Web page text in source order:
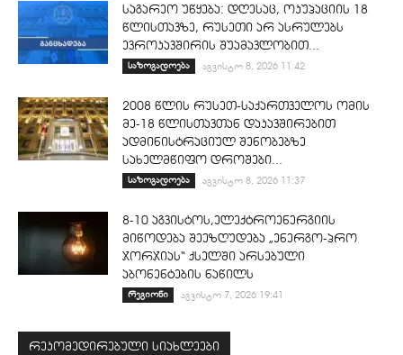
საგარეო უწყება: დღესაც, ოკუპაციის 18
წლისთავზე, რუსეთი არ ასრულებს
ევროკავშირის შუამავლობით...
საზოგადოება აგვისტო 8, 2026 11:42
2008 წლის რუსეთ-საქართველოს ომის
მე-18 წლისთავთან დაკავშირებით
ადმინისტრაციულ შენობებზე
სახელმწიფო დროშები...
საზოგადოება აგვისტო 8, 2026 11:37
8-10 აგვისტოს,ელექტროენერგიის
მიწოდება შეეზღუდება „ენერგო-პრო
ჯორჯიას“ ქსელში არსებული
აბონენტების ნაწილს
რეგიონი აგვისტო 7, 2026 19:41
რეკომედირებული სიახლეები